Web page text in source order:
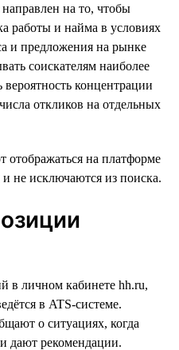
на то, чтобы
работы и найма в условиях
и предложения на рынке
соискателям наиболее
концентрации
откликов на отдельных
на платформе
и не исключаются из поиска.
в личном кабинете hh.ru,
в ATS-системе.
о ситуациях, когда
дают рекомендации.